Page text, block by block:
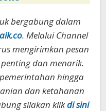
bergabung dalam
. Melalui Channel
mengirimkan pesan
dan menarik.
hingga
dan ketahanan
silakan klikdi sini